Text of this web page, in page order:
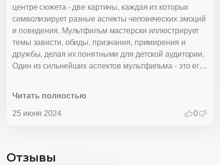
центре сюжета - две картины, каждая из которых
символизирует разные аспекты человеческих эмоций
и поведения. Мультфильм мастерски иллюстрирует
темы зависти, обиды, признания, примирения и
дружбы, делая их понятными для детской аудитории.
Один из сильнейших аспектов мультфильма - это его
счастье. Популярная картина, наслаждающаяся
вниманием и признанием, в конечном итоге
признание через внимание и любовь одного
Читать полностью
25 июня 2024 0
Отзывы